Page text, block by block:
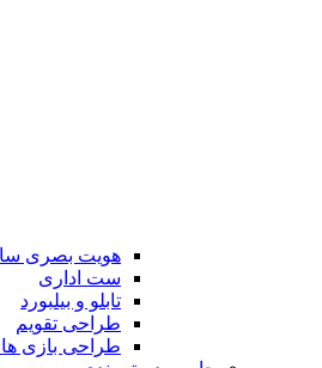
هویت بصری
ست اداری
تابلو و بیلبورد
طراحی تقویم
طراحی بازی